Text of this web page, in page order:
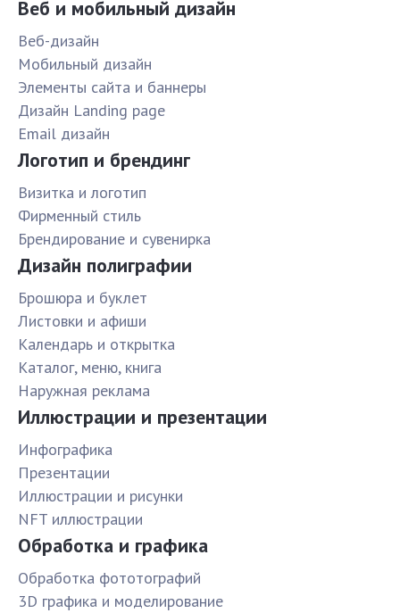
Веб и мобильный дизайн
Веб-дизайн
Мобильный дизайн
Элементы сайта и баннеры
Дизайн Landing page
Email дизайн
Логотип и брендинг
Визитка и логотип
Фирменный стиль
Брендирование и сувенирка
Дизайн полиграфии
Брошюра и буклет
Листовки и афиши
Календарь и открытка
Каталог, меню, книга
Наружная реклама
Иллюстрации и презентации
Инфографика
Презентации
Иллюстрации и рисунки
NFT иллюстрации
Обработка и графика
Обработка фототографий
3D графика и моделирование